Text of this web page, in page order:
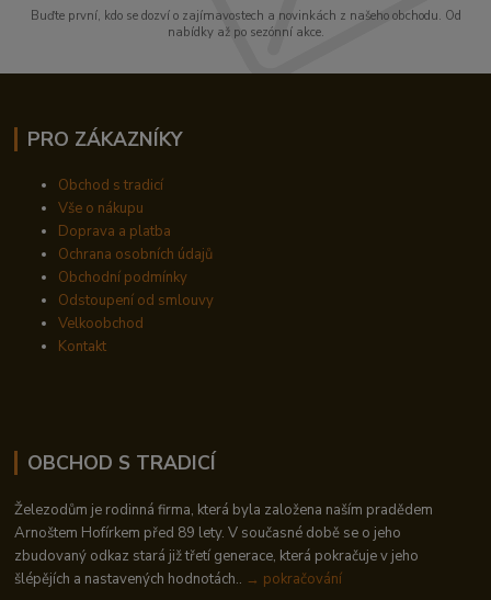
Buďte první, kdo se dozví o zajímavostech a novinkách z našeho obchodu. Od
nabídky až po sezónní akce.
PRO ZÁKAZNÍKY
Obchod s tradicí
Vše o nákupu
Doprava a platba
Ochrana osobních údajů
Obchodní podmínky
Odstoupení od smlouvy
Velkoobchod
Kontakt
OBCHOD S TRADICÍ
Železodům je rodinná firma, která byla založena naším pradědem
Arnoštem Hofírkem před 89 lety. V současné době se o jeho
zbudovaný odkaz stará již třetí generace, která pokračuje v jeho
šlépějích a nastavených hodnotách.. → pokračování